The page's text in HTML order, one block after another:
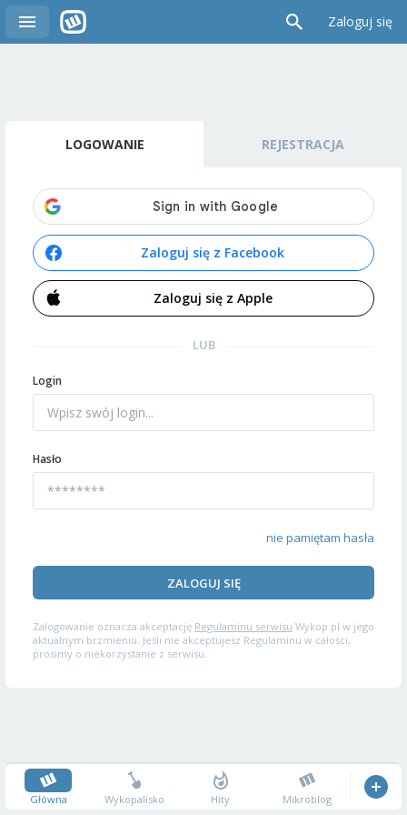
Zaloguj się
LOGOWANIE REJESTRACJA
Zaloguj się z Facebook
Zaloguj się z Apple
LUB
Login
Hasło
nie pamiętam hasła
ZALOGUJ SIĘ
Zalogowanie oznacza akceptację Regulaminu serwisu Wykop.pl w jego
aktualnym brzmieniu. Jeśli nie akceptujesz Regulaminu w całości,
prosimy o niekorzystanie z serwisu.
Główna Wykopalisko Hity Mikroblog